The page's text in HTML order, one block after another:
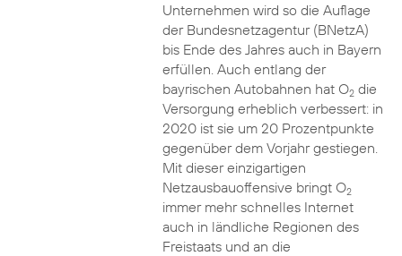
Unternehmen wird so die Auflage
der Bundesnetzagentur (BNetzA)
bis Ende des Jahres auch in Bayern
erfüllen. Auch entlang der
bayrischen Autobahnen hat O2die
Versorgung erheblich verbessert: in
2020 ist sie um 20 Prozentpunkte
gegenüber dem Vorjahr gestiegen.
Mit dieser einzigartigen
Netzausbauoffensive bringt O2
immer mehr schnelles Internet
auch in ländliche Regionen des
Freistaats und an die